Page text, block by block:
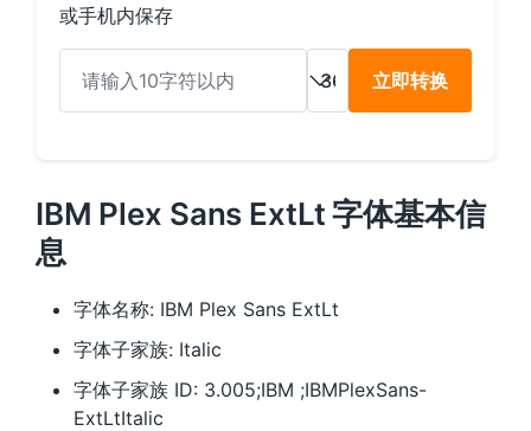
或手机内保存
立即转换
IBM Plex Sans ExtLt 字体基本信
息
字体名称: IBM Plex Sans ExtLt
字体子家族: Italic
字体子家族 ID: 3.005;IBM ;IBMPlexSans-
ExtLtItalic